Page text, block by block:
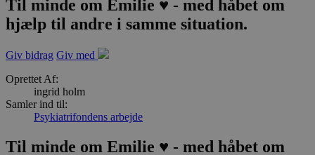
Til minde om Emilie ♥️ - med håbet om
hjælp til andre i samme situation.
Giv bidrag Giv med
Oprettet Af:
ingrid holm
Samler ind til:
Psykiatrifondens arbejde
Til minde om Emilie ♥️ - med håbet om